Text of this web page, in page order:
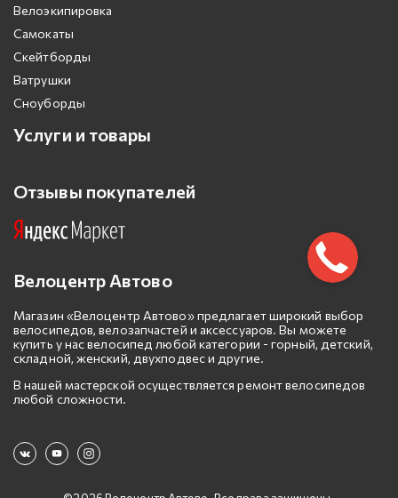
Велоэкипировка
Самокаты
Скейтборды
Ватрушки
Сноуборды
Услуги и товары
Отзывы покупателей
Велоцентр Автово
Магазин «Велоцентр Автово» предлагает широкий выбор
велосипедов, велозапчастей и аксессуаров. Вы можете
купить у нас велосипед любой категории - горный, детский,
складной, женский, двухподвес и другие.
В нашей мастерской осуществляется ремонт велосипедов
любой сложности.